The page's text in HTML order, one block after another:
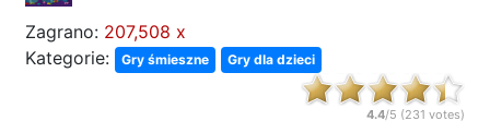
Zagrano: 207,508 x
Kategorie:
Gry śmieszne Gry dla dzieci
4.4/5 (231 votes)